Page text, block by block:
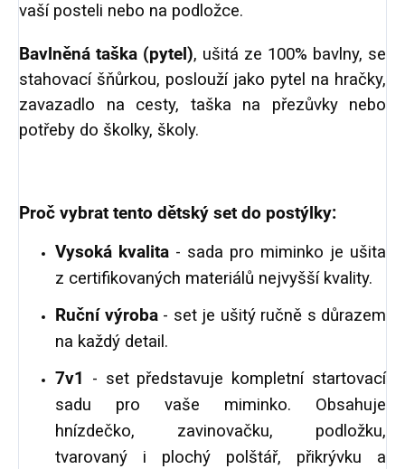
vaší posteli nebo na podložce.
Bavlněná taška (pytel), ušitá ze 100% bavlny, se
stahovací šňůrkou, poslouží jako pytel na hračky,
zavazadlo na cesty, taška na přezůvky nebo
potřeby do školky, školy.
Proč vybrat tento dětský set do postýlky:
Vysoká kvalita - sada pro miminko je ušita
z certifikovaných materiálů nejvyšší kvality.
Ruční výroba- set je ušitý ručně s důrazem
na každý detail.
7v1 - set představuje kompletní startovací
sadu pro vaše miminko. Obsahuje
hnízdečko, zavinovačku, podložku,
tvarovaný i plochý polštář, přikrývku a